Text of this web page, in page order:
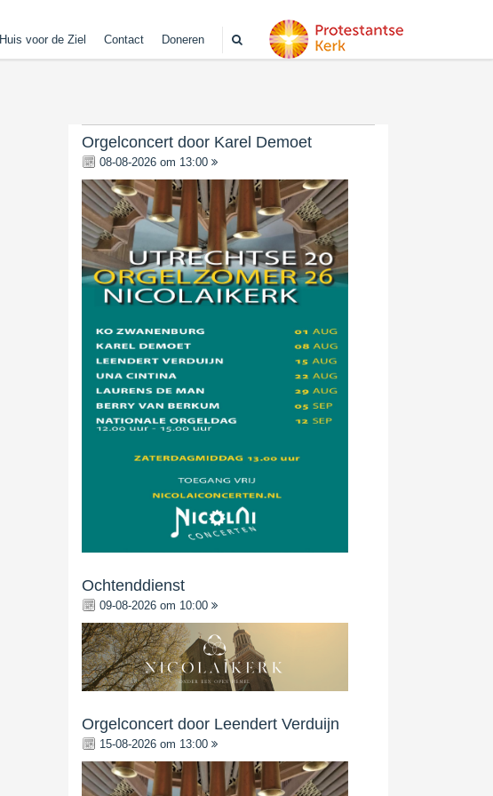
Huis voor de Ziel Contact Doneren
Orgelconcert door Karel Demoet
08-08-2026 om 13:00
Ochtenddienst
09-08-2026 om 10:00
Orgelconcert door Leendert Verduijn
15-08-2026 om 13:00